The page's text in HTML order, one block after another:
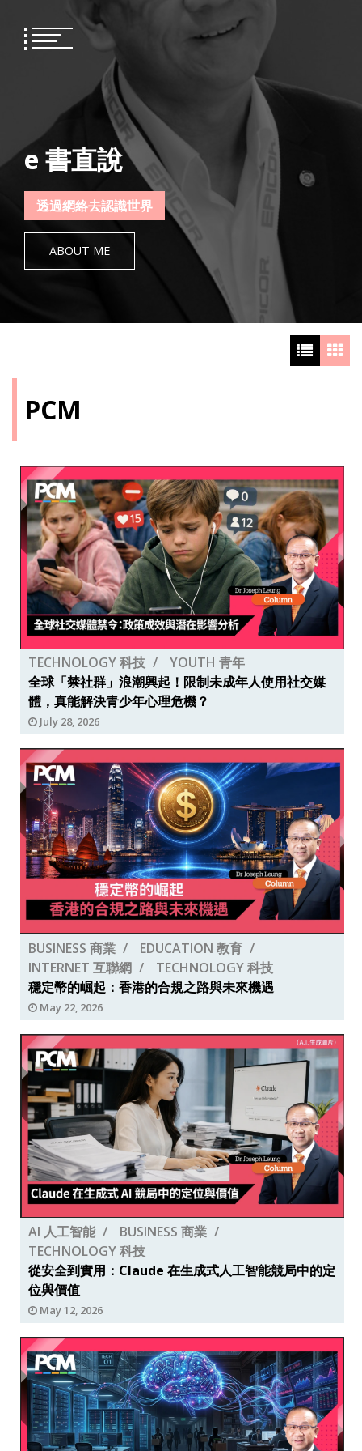
content
e 書直說
透過網絡去認識世界
ABOUT ME
PCM
TECHNOLOGY 科技
YOUTH 青年
全球「禁社群」浪潮興起！限制未成年人使用社交媒
體，真能解決青少年心理危機？
July 28, 2026
BUSINESS 商業
EDUCATION 教育
INTERNET 互聯網
TECHNOLOGY 科技
穩定幣的崛起：香港的合規之路與未來機遇
May 22, 2026
AI 人工智能
BUSINESS 商業
TECHNOLOGY 科技
從安全到實用：Claude 在生成式人工智能競局中的定
位與價值
May 12, 2026